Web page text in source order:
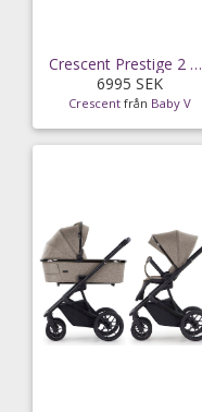
Crescent Prestige 2 Classic duovagn, desert sand
6995 SEK
Crescent från Baby V